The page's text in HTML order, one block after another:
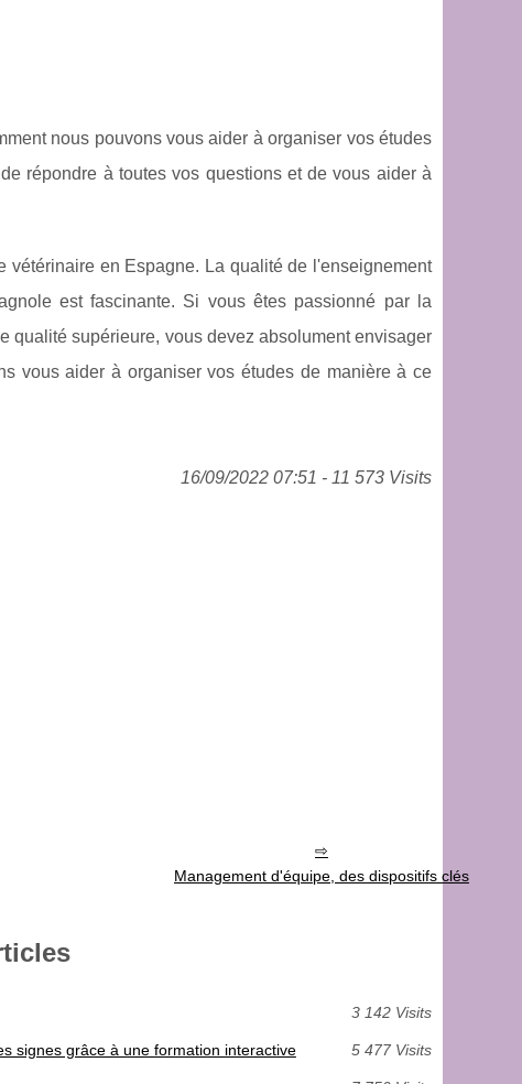
nous pouvons vous aider à organiser vos études
répondre à toutes vos questions et de vous aider à
vétérinaire en Espagne. La qualité de l'enseignement
est fascinante. Si vous êtes passionné par la
qualité supérieure, vous devez absolument envisager
vous aider à organiser vos études de manière à ce
16/09/2022 07:51 - 11 573 Visits
Management d'équipe, des dispositifs clés
3 142 Visits
signes grâce à une formation interactive 5 477 Visits